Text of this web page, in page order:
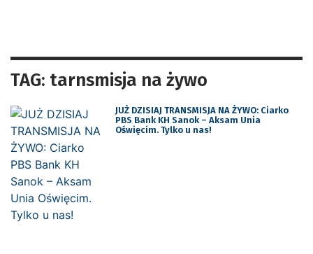
TAG: tarnsmisja na żywo
JUŻ DZISIAJ TRANSMISJA NA ŻYWO: Ciarko
PBS Bank KH Sanok – Aksam Unia
Oświęcim. Tylko u nas!